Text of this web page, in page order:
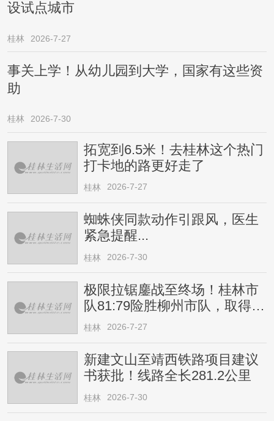
设试点城市
桂林 2026-7-27
事关上学！从幼儿园到大学，国家有这些资
助
桂林 2026-7-30
拓宽到6.5米！去桂林这个热门
打卡地的路更好走了
桂林 2026-7-27
蜘蛛侠同款动作引跟风，医生
紧急提醒...
桂林 2026-7-30
极限拉锯鏖战至终场！桂林市
队81:79险胜柳州市队，取得四
连胜
桂林 2026-7-27
新建文山至靖西铁路项目建议
书获批！线路全长281.2公里
桂林 2026-7-30